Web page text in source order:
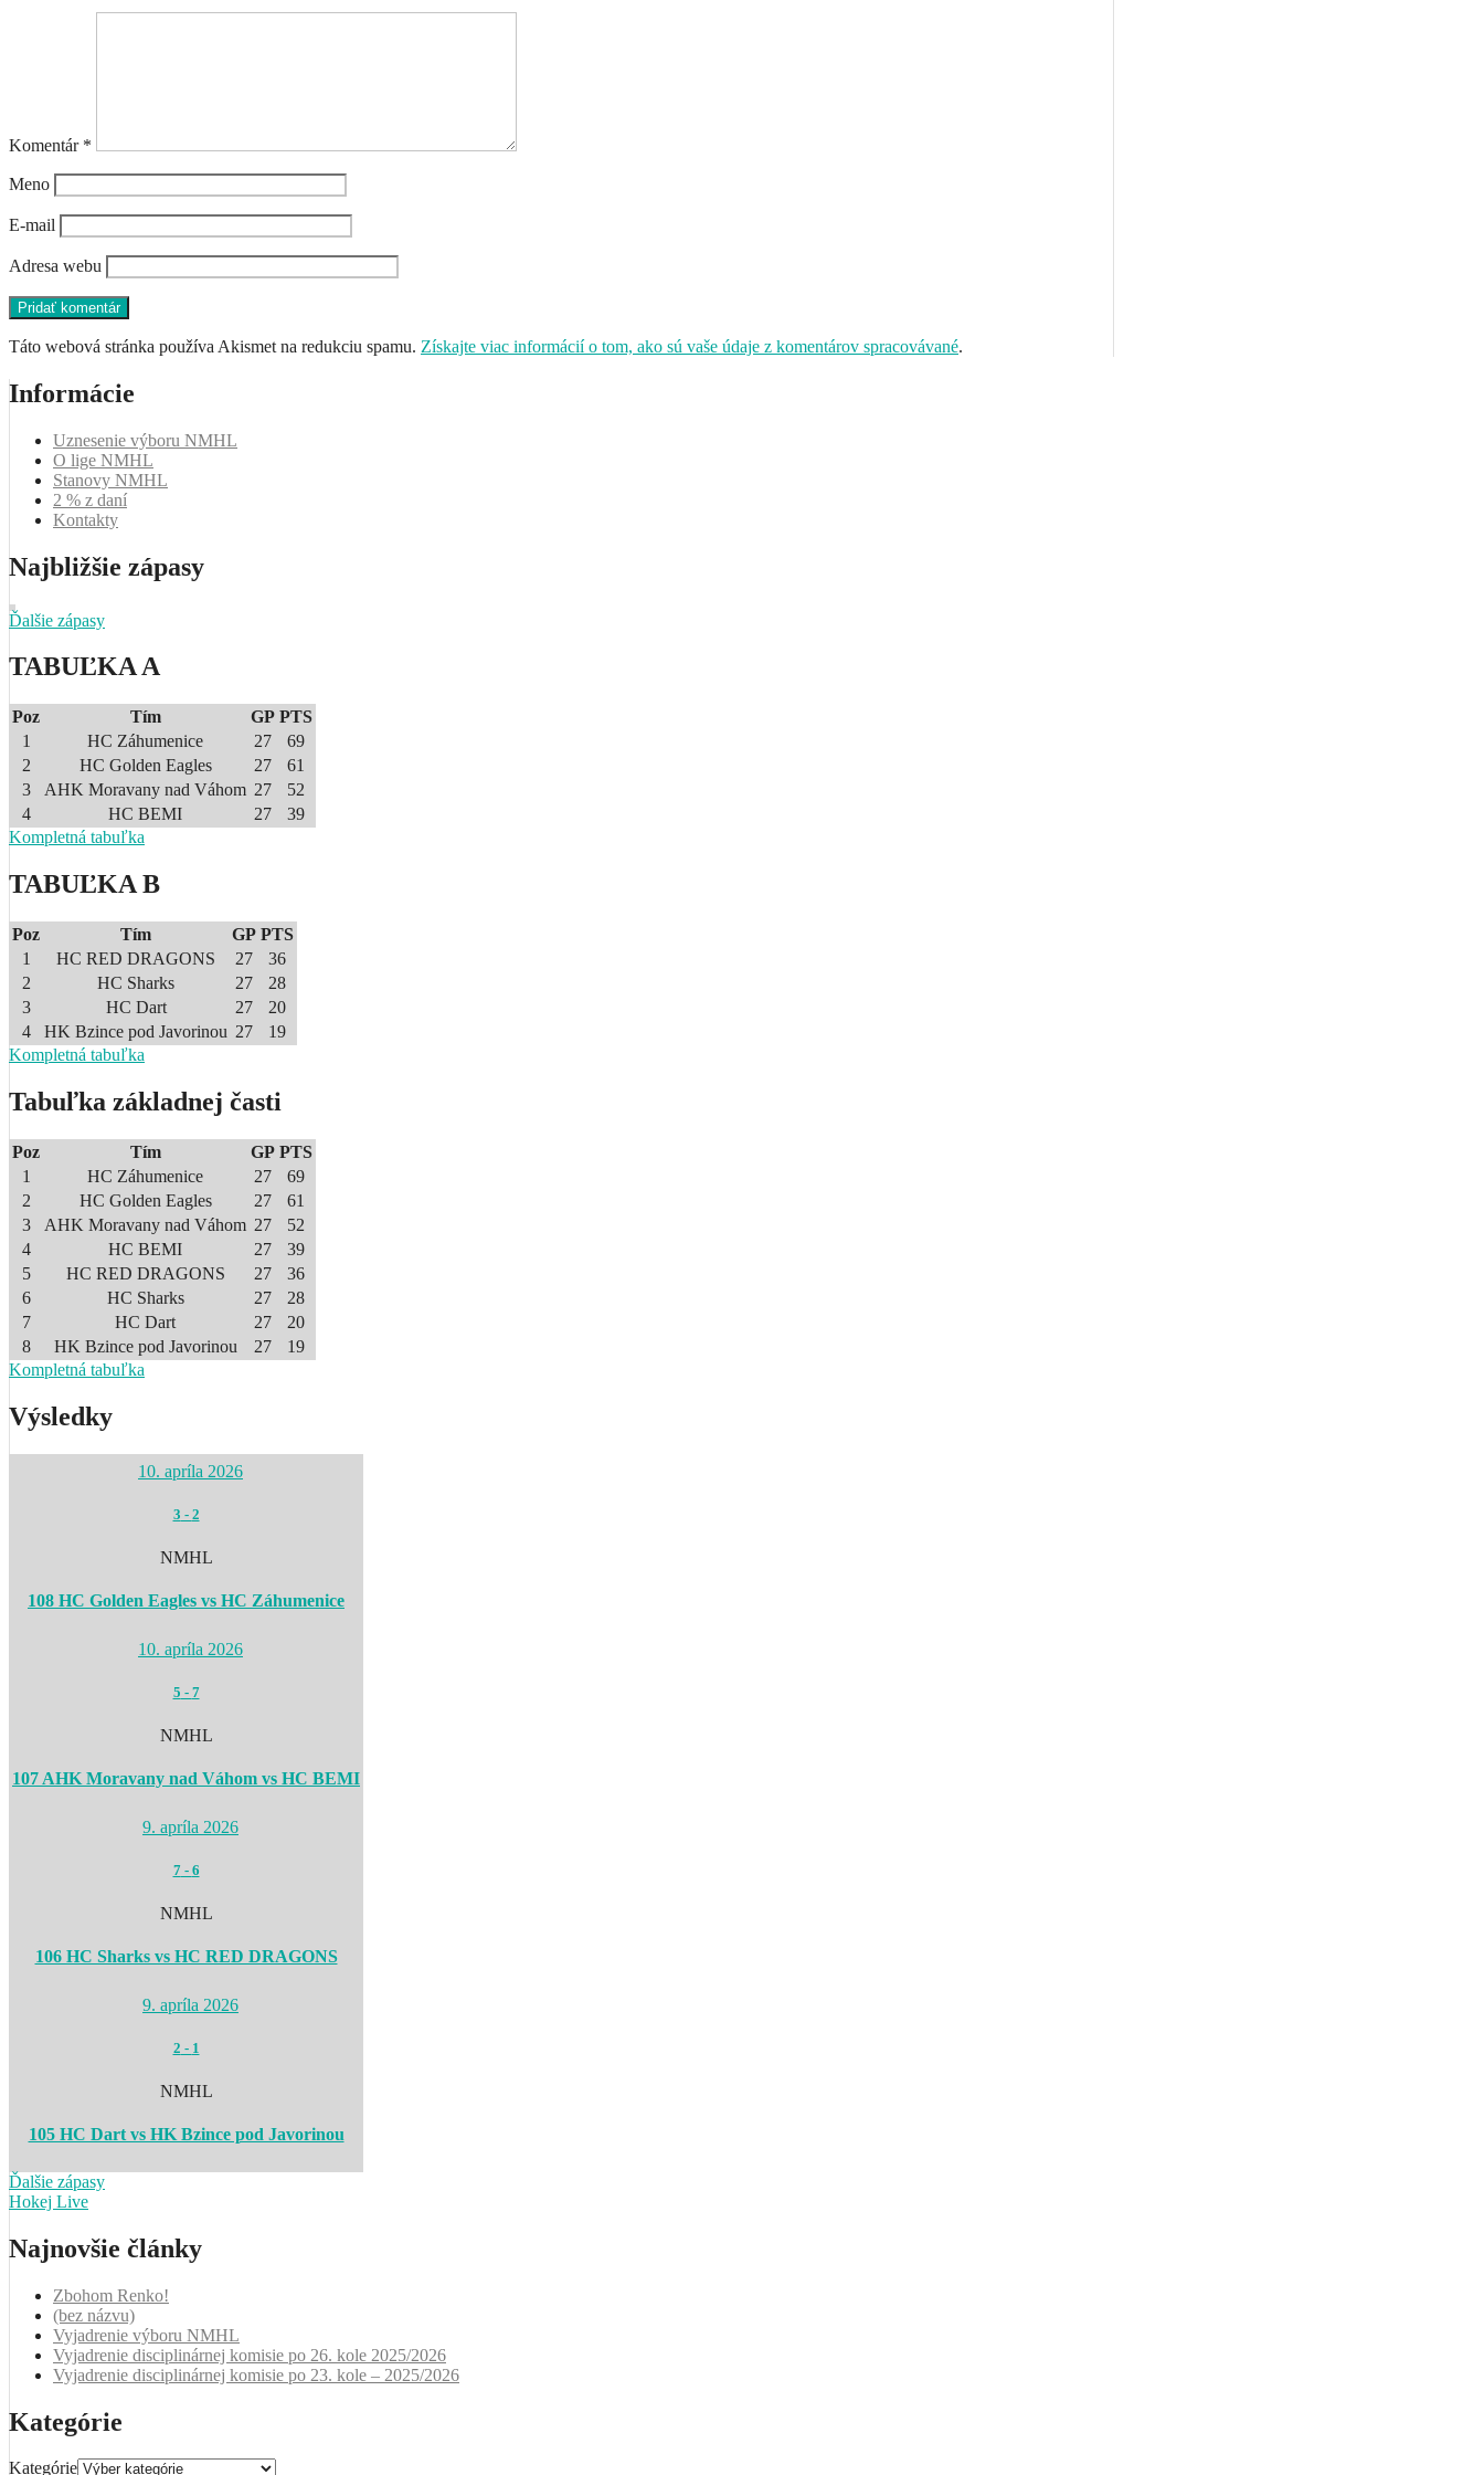
Komentár *
Meno
E-mail
Adresa webu
Táto webová stránka používa Akismet na redukciu spamu. Získajte viac informácií o tom, ako sú vaše údaje z komentárov spracovávané.
Informácie
Uznesenie výboru NMHL
O lige NMHL
Stanovy NMHL
2 % z daní
Kontakty
Najbližšie zápasy
Ďalšie zápasy
TABUĽKA A
Poz Tím GP PTS
1
HC Záhumenice 27
69
2
HC Golden Eagles 27
61
3
AHK Moravany nad Váhom 27
52
4
HC BEMI 27
39
Kompletná tabuľka
TABUĽKA B
Poz Tím GP PTS
1
HC RED DRAGONS 27
36
2
HC Sharks 27
28
3
HC Dart 27
20
4
HK Bzince pod Javorinou 27
19
Kompletná tabuľka
Tabuľka základnej časti
Poz Tím GP PTS
1
HC Záhumenice 27
69
2
HC Golden Eagles 27
61
3
AHK Moravany nad Váhom 27
52
4
HC BEMI 27
39
5
HC RED DRAGONS 27
36
6
HC Sharks 27
28
7
HC Dart 27
20
8
HK Bzince pod Javorinou 27
19
Kompletná tabuľka
Výsledky
10. apríla 2026
3 - 2
NMHL
108 HC Golden Eagles vs HC Záhumenice
10. apríla 2026
5 - 7
NMHL
107 AHK Moravany nad Váhom vs HC BEMI
9. apríla 2026
7- 6
NMHL
106 HC Sharks vs HC RED DRAGONS
9. apríla 2026
2 - 1
NMHL
105 HC Dart vs HK Bzince pod Javorinou
Ďalšie zápasy
Hokej Live
Najnovšie články
Zbohom Renko!
(bez názvu)
Vyjadrenie výboru NMHL
Vyjadrenie disciplinárnej komisie po 26. kole 2025/2026
Vyjadrenie disciplinárnej komisie po 23. kole – 2025/2026
Kategórie
Kategórie